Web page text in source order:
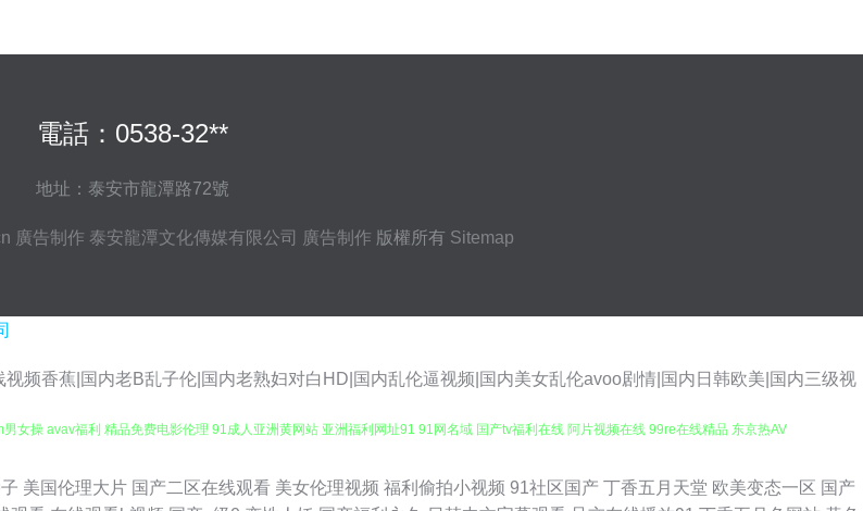
電話：0538-32**
地址：泰安市龍潭路72號
廣告制作 泰安龍潭文化傳媒有限公司 廣告制作 版權所有 Sitemap
频香蕉|国内老B乱子伦|国内老熟妇对白HD|国内乱伦逼视频|国内美女乱伦avoo剧情|国内日韩欧美|国内三级视
操 avav福利 精品免费电影伦理 91成人亚洲黄网站 亚洲福利网址91 91网名域 国产tv福利在线 阿片视频在线 99re在线精品 东京热AV
美国伦理大片 国产二区在线观看 美女伦理视频 福利偷拍小视频 91社区国产 丁香五月天堂 欧美变态一区 国产